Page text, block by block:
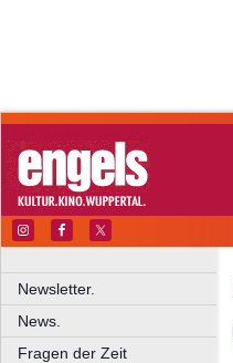
Newsletter.
News.
Fragen der Zeit